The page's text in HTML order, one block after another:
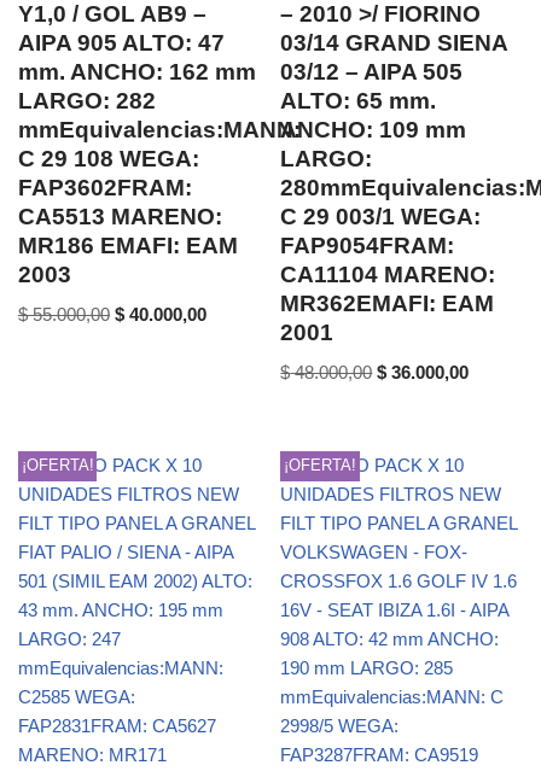
Y1,0 / GOL AB9 –
AIPA 905 ALTO: 47
mm. ANCHO: 162 mm
LARGO: 282
mmEquivalencias:MANN:
C 29 108 WEGA:
FAP3602FRAM:
CA5513 MARENO:
MR186 EMAFI: EAM
2003
$55.000,00 $ 40.000,00
– 2010 >/ FIORINO
03/14 GRAND SIENA
03/12 – AIPA 505
ALTO: 65 mm.
ANCHO: 109 mm
LARGO:
C 29 003/1 WEGA:
FAP9054FRAM:
CA11104 MARENO:
MR362EMAFI: EAM
2001
$48.000,00 $ 36.000,00
¡OFERTA! ¡OFERTA!